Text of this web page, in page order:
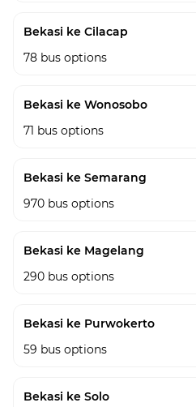
Bekasi ke Cilacap
78 bus options
Bekasi ke Wonosobo
71 bus options
Bekasi ke Semarang
970 bus options
Bekasi ke Magelang
290 bus options
Bekasi ke Purwokerto
59 bus options
Bekasi ke Solo